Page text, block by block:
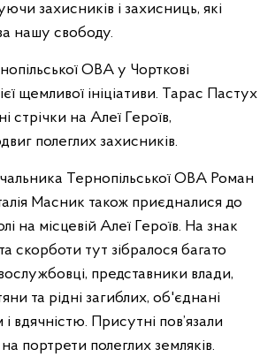
захисників і захисниць, які
нашу свободу.
ОВА у Чорткові
щемливої ініціативи. Тарас Пастух
стрічки на Алеї Героїв,
полеглих захисників.
Тернопільської ОВА Роман
Масник також приєдналися до
на місцевій Алеї Героїв. На знак
скорботи тут зібралося багато
представники влади,
та рідні загиблих, об'єднані
вдячністю. Присутні пов’язали
портрети полеглих земляків.